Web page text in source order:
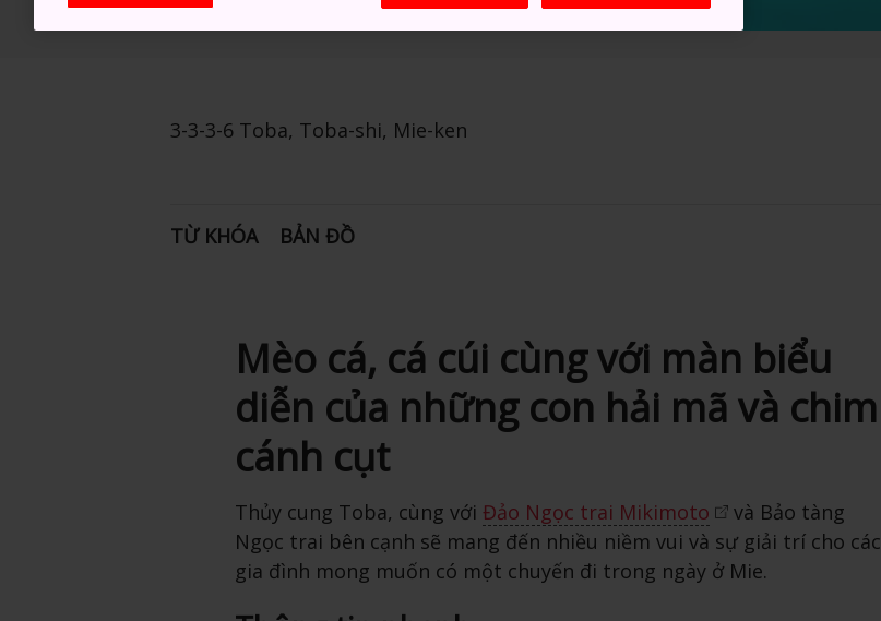
3-3-3-6 Toba, Toba-shi, Mie-ken
TỪ KHÓA BẢN ĐỒ
Mèo cá, cá cúi cùng với màn biểu
diễn của những con hải mã và chim
cánh cụt
Thủy cung Toba, cùng với Đảo Ngọc trai Mikimoto
và Bảo tàng
Ngọc trai bên cạnh sẽ mang đến nhiều niềm vui và sự giải trí cho các
gia đình mong muốn có một chuyến đi trong ngày ở Mie.